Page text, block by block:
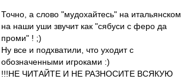
Точно, а слово "мудохайтесь" на итальянском
на наши уши звучит как "сябуси с феро да
проми" ! ;)
Ну все и подхватили, что уходит с
обозначенными игроками :)
!!!НЕ ЧИТАЙТЕ И НЕ РАЗНОСИТЕ ВСЯКУЮ